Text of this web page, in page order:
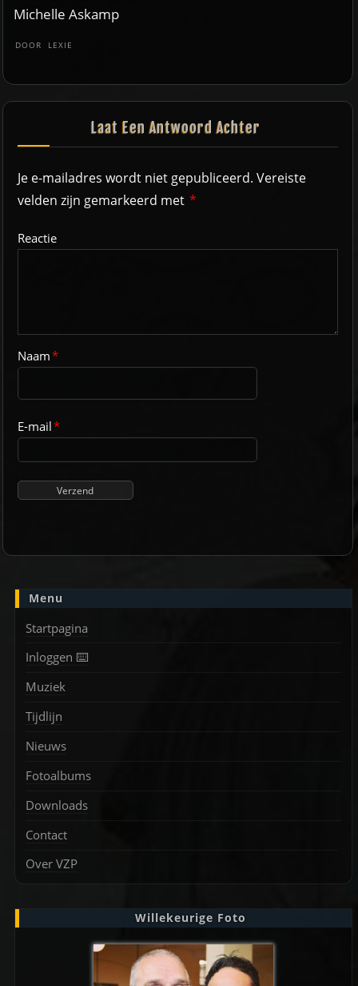
Michelle Askamp
DOOR LEXIE
Laat Een Antwoord Achter
Je e-mailadres wordt niet gepubliceerd. Vereiste
velden zijn gemarkeerd met *
Reactie
Naam*
E-mail*
Menu
Startpagina
Inloggen ⌨️
Muziek
Tijdlijn
Nieuws
Fotoalbums
Downloads
Contact
Over VZP
Willekeurige Foto